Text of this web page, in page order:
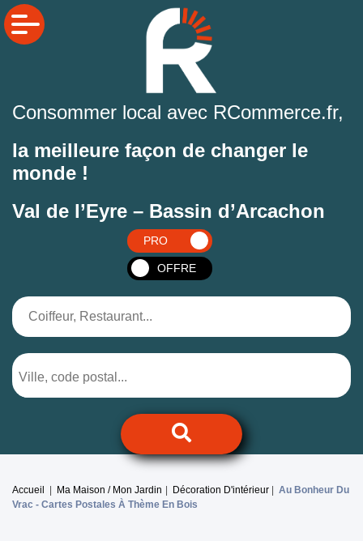
Consommer local avec RCommerce.fr,
la meilleure façon de changer le
monde !
Val de l’Eyre – Bassin d’Arcachon
PRO
OFFRE
Accueil Ma Maison / Mon Jardin Décoration D'intérieur
Au Bonheur Du
Vrac - Cartes Postales À Thème En Bois